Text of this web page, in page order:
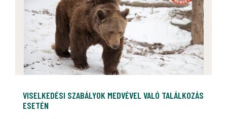
VISELKEDÉSI SZABÁLYOK MEDVÉVEL VALÓ TALÁLKOZÁS
ESETÉN